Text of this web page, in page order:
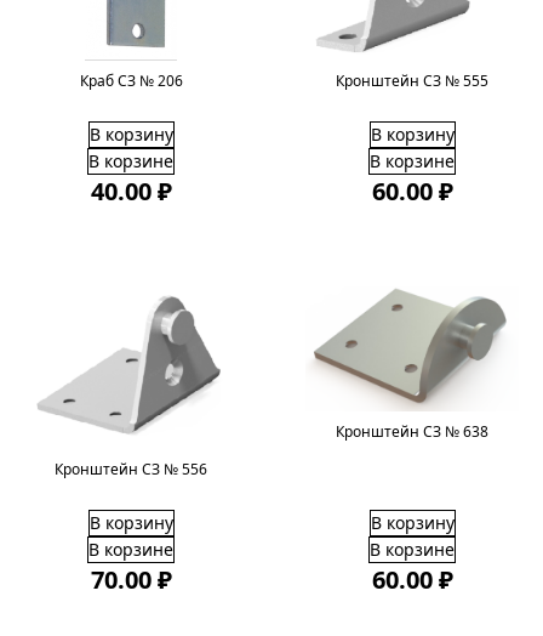
Краб СЗ № 206
В корзину
В корзине
40.00 ₽
Кронштейн СЗ № 555
В корзину
В корзине
60.00 ₽
Кронштейн СЗ № 556
В корзину
В корзине
70.00 ₽
Кронштейн СЗ № 638
В корзину
В корзине
60.00 ₽